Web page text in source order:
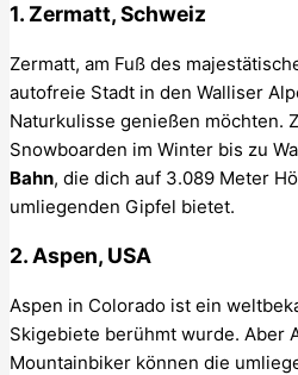
1. Zermatt, Schweiz
Zermatt, am Fuß des
autofreie Stadt in den Walliser
Naturkulisse genießen möchten.
Snowboarden im Winter bis zu
Bahn, die dich auf 3.089 Meter
umliegenden Gipfel bietet.
2. Aspen, USA
Aspen in Colorado ist ein
Skigebiete berühmt wurde. Aber
Mountainbiker können die